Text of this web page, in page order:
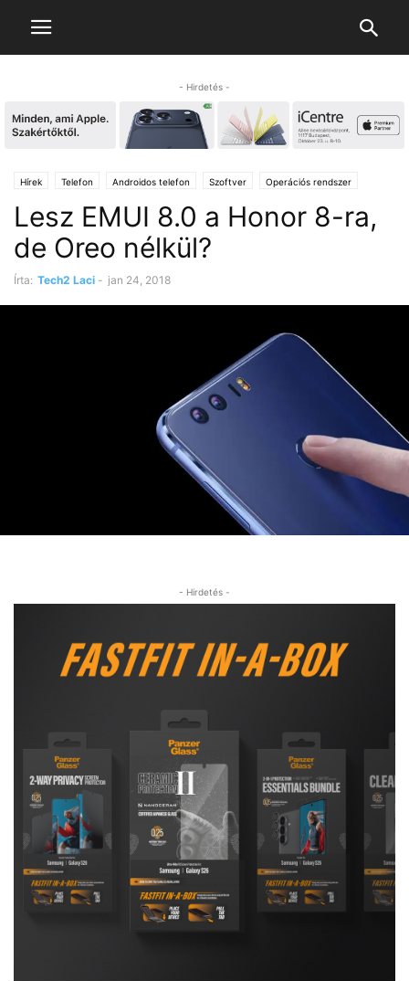
- Hirdetés -
Hírek Telefon Androidos telefon Szoftver Operációs rendszer
Lesz EMUI 8.0 a Honor 8-ra,
de Oreo nélkül?
Írta: Tech2 Laci - jan 24, 2018
- Hirdetés -